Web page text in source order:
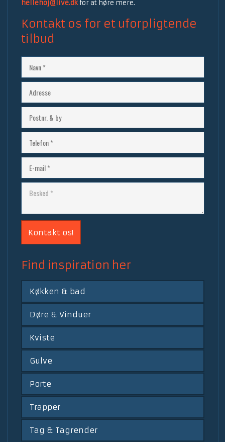
hellehoj@live.dkfor at høre mere.
Kontakt os for et uforpligtende
tilbud​
​Find inspiration her​
Køkken & bad
Døre & Vinduer
Kviste
Gulve
Porte
Trapper
Tag & Tagrender